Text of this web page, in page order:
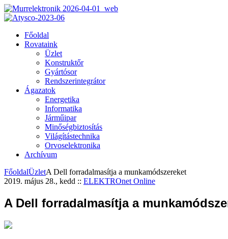
Főoldal
Rovataink
Üzlet
Konstruktőr
Gyártósor
Rendszerintegrátor
Ágazatok
Energetika
Informatika
Járműipar
Minőségbiztosítás
Világítástechnika
Orvoselektronika
Archívum
FőoldalÜzletA Dell forradalmasítja a munkamódszereket
2019. május 28., kedd :: ELEKTROnet Online
A Dell forradalmasítja a